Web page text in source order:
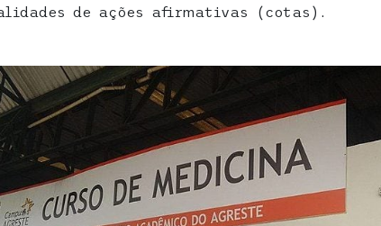
de ações afirmativas (cotas).